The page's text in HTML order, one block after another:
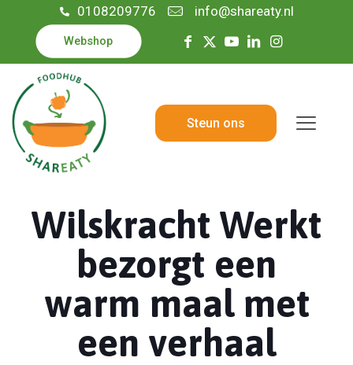
0108209776 info@shareaty.nl
Webshop
Steun ons
Wilskracht Werkt
bezorgt een
warm maal met
een verhaal